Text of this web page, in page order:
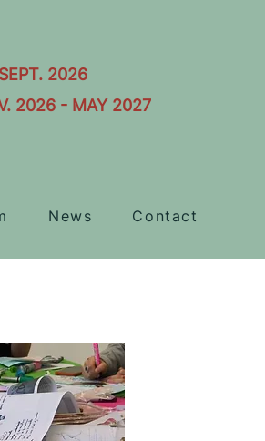
2026
2026 - MAY 2027
News Contact